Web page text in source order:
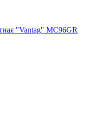
"Vantag" MC96GR